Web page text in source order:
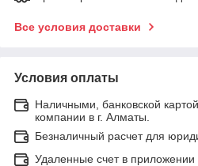
Все условия доставки
Условия оплаты
Наличными, банковской
компании в г. Алматы.
Безналичный расчет для
Удаленные счет в приложении